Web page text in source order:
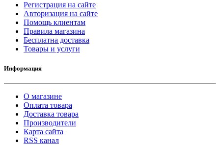
Регистрация на сайте
Авторизация на сайте
Помощь клиентам
Правила магазина
Бесплатна доставка
Товары и услуги
Информация
О магазине
Оплата товара
Доставка товара
Производители
Карта сайта
RSS канал